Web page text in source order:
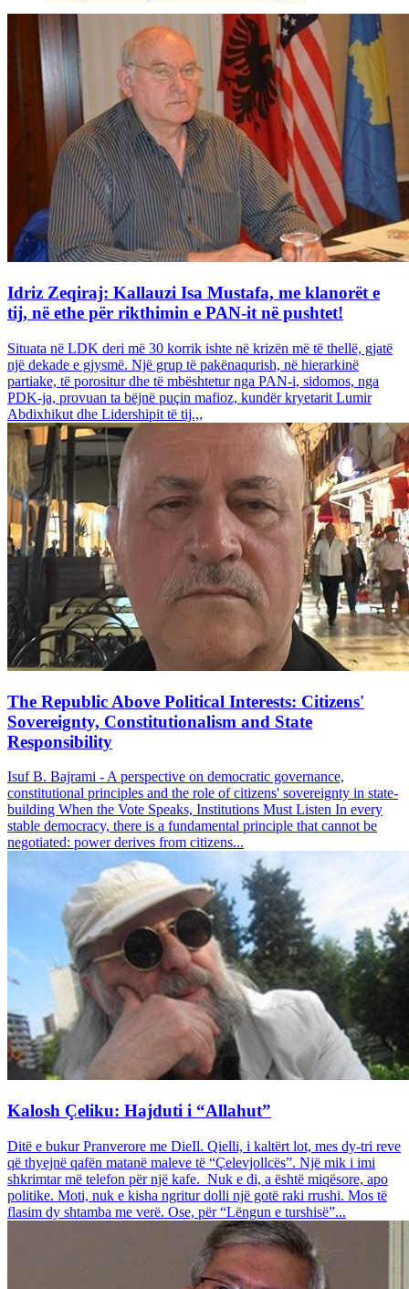
Idriz Zeqiraj: Kallauzi Isa Mustafa, me klanorët e
tij, në ethe për rikthimin e PAN-it në pushtet!
Situata në LDK deri më 30 korrik ishte në krizën më të thellë, gjatë
një dekade e gjysmë. Një grup të pakënaqurish, në hierarkinë
partiake, të porositur dhe të mbështetur nga PAN-i, sidomos, nga
PDK-ja, provuan ta bëjnë puçin mafioz, kundër kryetarit Lumir
Abdixhikut dhe Lidershipit të tij.,,
The Republic Above Political Interests: Citizens'
Sovereignty, Constitutionalism and State
Responsibility
Isuf B. Bajrami - A perspective on democratic governance,
constitutional principles and the role of citizens' sovereignty in state-
building When the Vote Speaks, Institutions Must Listen In every
stable democracy, there is a fundamental principle that cannot be
negotiated: power derives from citizens...
Kalosh Çeliku: Hajduti i “Allahut”
Ditë e bukur Pranverore me DieIl. Qielli, i kaltërt lot, mes dy-tri reve
që thyejnë qafën matanë maleve të “Çelevjollcës”. Një mik i imi
shkrimtar më telefon për një kafe. Nuk e di, a është miqësore, apo
politike. Moti, nuk e kisha ngritur dolli një gotë raki rrushi. Mos të
flasim dy shtamba me verë. Ose, për “Lëngun e turshisë”...